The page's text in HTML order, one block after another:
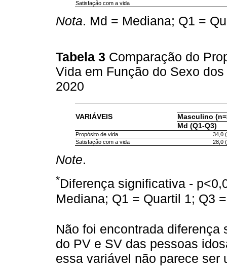
Satisfação com a vida
Nota. Md = Mediana; Q1 =
Tabela 3 Comparação do
Vida em Função do Sexo
2020
VARIÁVEIS
Masculino
Md (Q1-Q3)
Propósito de vida
34,0
Satisfação com a vida
28,0
Note.
*Diferença significativa -
Mediana; Q1 = Quartil 1; Q3
Não foi encontrada
do PV e SV das pessoas
essa variável não parece ser